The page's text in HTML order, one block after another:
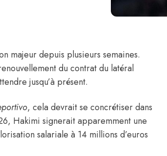
majeur depuis plusieurs semaines.
du contrat du latéral
jusqu’à présent.
, cela devrait se concrétiser dans
Hakimi signerait apparemment une
salariale à 14 millions d’euros